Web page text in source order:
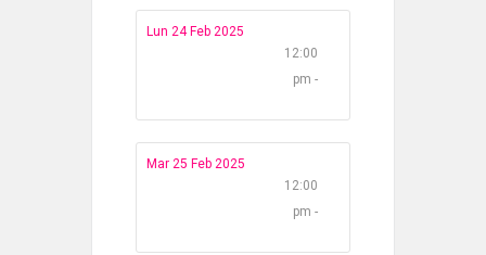
Lun 24 Feb 2025
12:00
pm -
Mar 25 Feb 2025
12:00
pm -